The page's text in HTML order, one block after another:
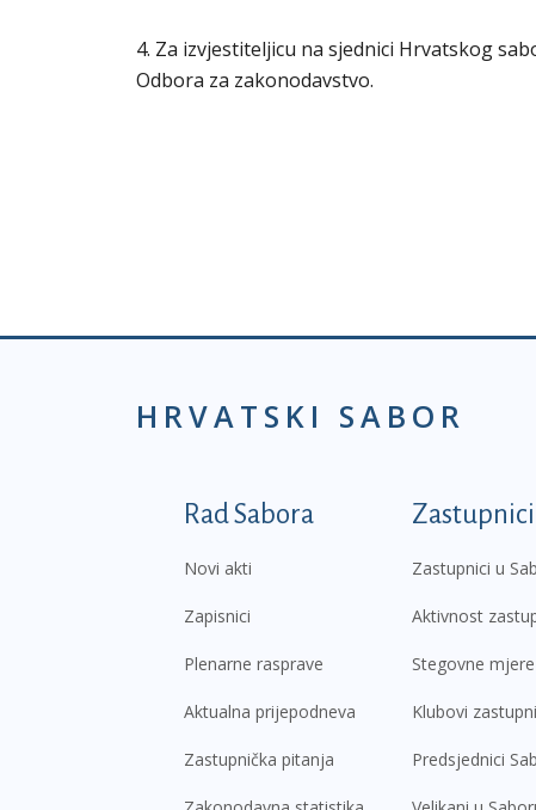
4. Za izvjestiteljicu na sjednici Hrvatskog
Odbora za zakonodavstvo.
HRVATSKI SABOR
Podnožje prvi izbornik
Rad Sabora
Novi akti
Zapisnici
Plenarne rasprave
Aktualna prijepodneva
Zastupnička pitanja
Zastupnici
Zastupnici u
Aktivnost
Stegovne mjere
Klubovi
Predsjednici